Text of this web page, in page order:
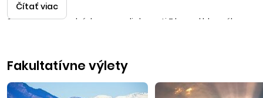
Stredisko sa nachádza vo vzdialenosti 7 km od hlavného
Olymp. Kedysi bola rybárskou dedinkou, ktorá sa v
gréckych turistických stredísk. V Paralii nájdete takmer
Čítať viac
Fakultatívne výlety